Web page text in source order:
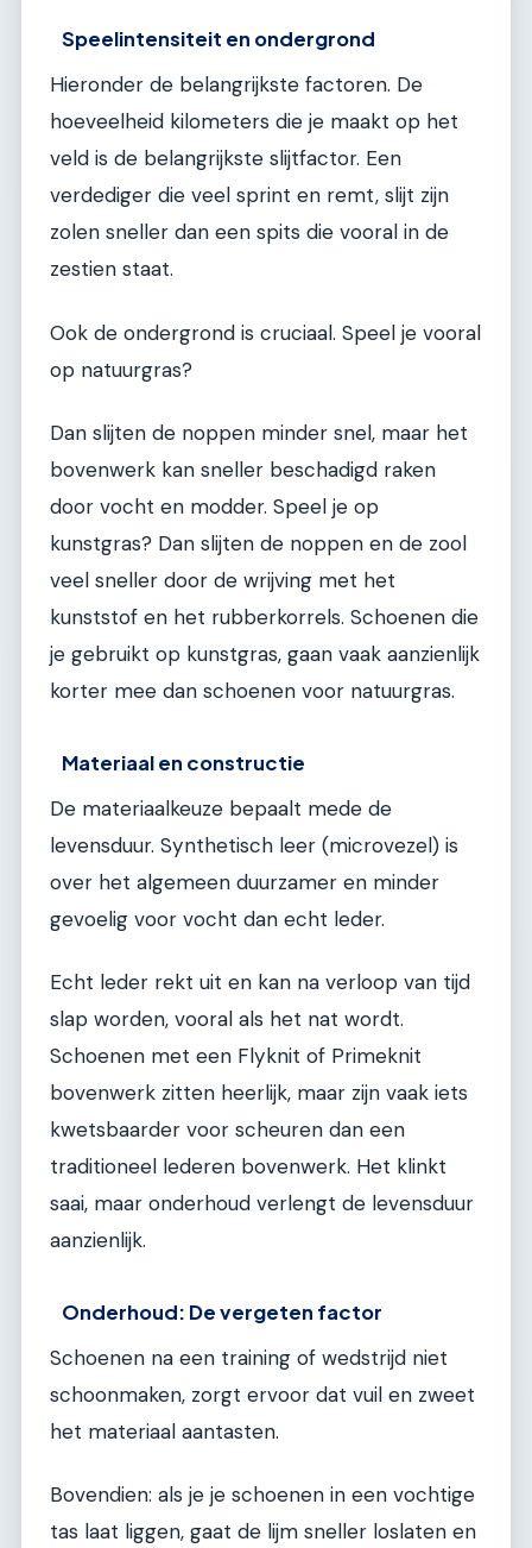
Speelintensiteit en ondergrond
Hieronder de belangrijkste factoren. De
hoeveelheid kilometers die je maakt op het
veld is de belangrijkste slijtfactor. Een
verdediger die veel sprint en remt, slijt zijn
zolen sneller dan een spits die vooral in de
zestien staat.
Ook de ondergrond is cruciaal. Speel je vooral
op natuurgras?
Dan slijten de noppen minder snel, maar het
bovenwerk kan sneller beschadigd raken
door vocht en modder. Speel je op
kunstgras? Dan slijten de noppen en de zool
veel sneller door de wrijving met het
kunststof en het rubberkorrels. Schoenen die
je gebruikt op kunstgras, gaan vaak aanzienlijk
korter mee dan schoenen voor natuurgras.
Materiaal en constructie
De materiaalkeuze bepaalt mede de
levensduur. Synthetisch leer (microvezel) is
over het algemeen duurzamer en minder
gevoelig voor vocht dan echt leder.
Echt leder rekt uit en kan na verloop van tijd
slap worden, vooral als het nat wordt.
Schoenen met een Flyknit of Primeknit
bovenwerk zitten heerlijk, maar zijn vaak iets
kwetsbaarder voor scheuren dan een
traditioneel lederen bovenwerk. Het klinkt
saai, maar onderhoud verlengt de levensduur
aanzienlijk.
Onderhoud: De vergeten factor
Schoenen na een training of wedstrijd niet
schoonmaken, zorgt ervoor dat vuil en zweet
het materiaal aantasten.
Bovendien: als je je schoenen in een vochtige
tas laat liggen, gaat de lijm sneller loslaten en